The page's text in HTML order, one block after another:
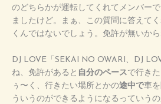
のどちらかが運転してくれてメンバー
ましたけど。まぁ、この質問に答えて
くんではないでしょう。免許が無いから
DJ LOVE「SEKAI NO OWARI、DJ
ね、免許があると 自分のペースで行き
ぅ〜く、行きたい場所とかの途中で車
ういうのができるようになるっていう